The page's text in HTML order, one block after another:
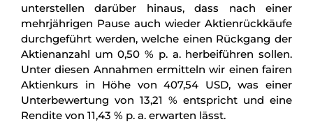
unterstellen darüber hinaus, dass nach einer
mehrjährigen Pause auch wieder Aktienrückkäufe
durchgeführt werden, welche einen Rückgang der
Aktienanzahl um 0,50 % p. a. herbeiführen sollen.
Unter diesen Annahmen ermitteln wir einen fairen
Aktienkurs in Höhe von 407,54 USD, was einer
Unterbewertung von 13,21 % entspricht und eine
Rendite von 11,43 % p. a. erwarten lässt.